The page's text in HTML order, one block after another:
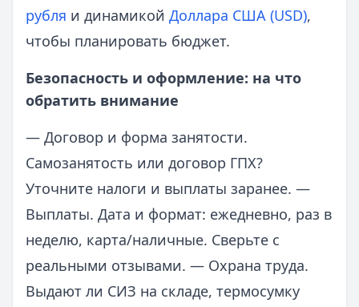
рубля и динамикой Доллара США (USD),
чтобы планировать бюджет.
Безопасность и оформление: на что
обратить внимание
— Договор и форма занятости.
Самозанятость или договор ГПХ?
Уточните налоги и выплаты заранее. —
Выплаты. Дата и формат: ежедневно, раз в
неделю, карта/наличные. Сверьте с
реальными отзывами. — Охрана труда.
Выдают ли СИЗ на складе, термосумку